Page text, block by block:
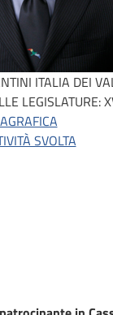
ITALIA DEI
LEGISLATURE:
SVOLTA